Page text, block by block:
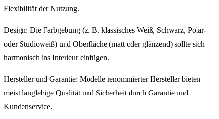
Flexibilität der Nutzung.
Design: Die Farbgebung (z. B. klassisches Weiß, Schwarz, Polar-
oder Studioweiß) und Oberfläche (matt oder glänzend) sollte sich
harmonisch ins Interieur einfügen.
Hersteller und Garantie: Modelle renommierter Hersteller bieten
meist langlebige Qualität und Sicherheit durch Garantie und
Kundenservice.